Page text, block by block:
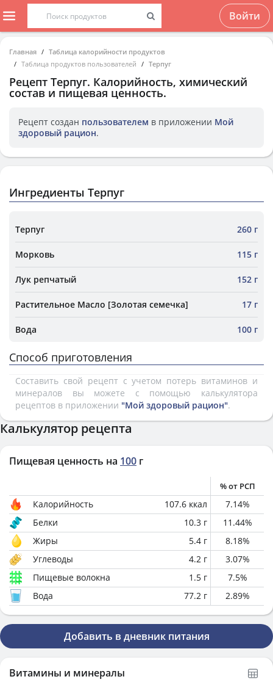
Войти
Главная
Таблица калорийности продуктов
Таблица продуктов пользователей
Терпуг
Рецепт Терпуг. Калорийность, химический
состав и пищевая ценность.
Рецепт создан пользователем в приложении Мой
здоровый рацион.
Ингредиенты Терпуг
Терпуг 260 г
Морковь 115 г
Лук репчатый 152 г
Растительное Масло [Золотая семечка] 17 г
Вода 100 г
Способ приготовления
Составить свой рецепт с учетом потерь витаминов и
минералов вы можете с помощью калькулятора
рецептов в приложении "Мой здоровый рацион".
Калькулятор рецепта
Пищевая ценность на 100 г
% от РСП
Калорийность 107.6 ккал 7.14%
Белки
10.3 г 11.44%
Жиры
5.4 г 8.18%
Углеводы
4.2 г 3.07%
Пищевые волокна
1.5 г 7.5%
Вода
77.2 г 2.89%
Добавить в дневник питания
Витамины и минералы